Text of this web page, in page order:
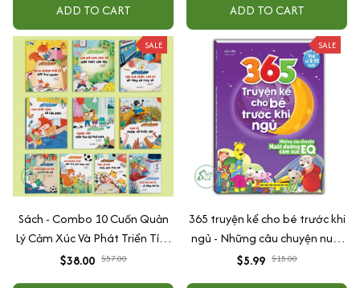
ADD TO CART ADD TO CART
SALE
Sách - Combo 10 Cuốn Quản
Lý Cảm Xúc Và Phát Triển Tính
Cách Cho Bé Từ 2 - 6 Tuổi
$38.00 $57.00
SALE
365 truyện kể cho bé trước khi
ngủ - Những câu chuyện nuôi
dưỡng cảm xúc EQ (2-12 tuổi)
$5.99 $15.00